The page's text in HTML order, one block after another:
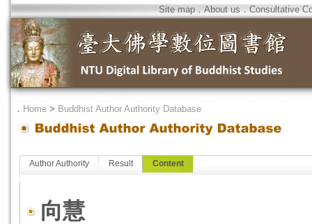
Site map．About us．Consultative
． Home > Buddhist Author Authority Database
Author Authority Result Content
向慧